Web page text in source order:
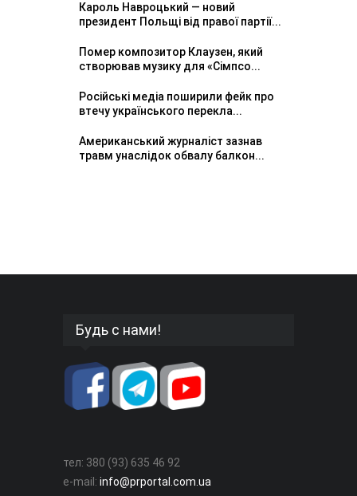
Кароль Навроцький — новий
президент Польщі від правої партії...
Помер композитор Клаузен, який
створював музику для «Сімпсо...
Російські медіа поширили фейк про
втечу українського перекла...
Американський журналіст зазнав
травм унаслідок обвалу балкон...
Будь с нами!
тел: 380 (93) 635 46 92
e-mail: info@prportal.com.ua